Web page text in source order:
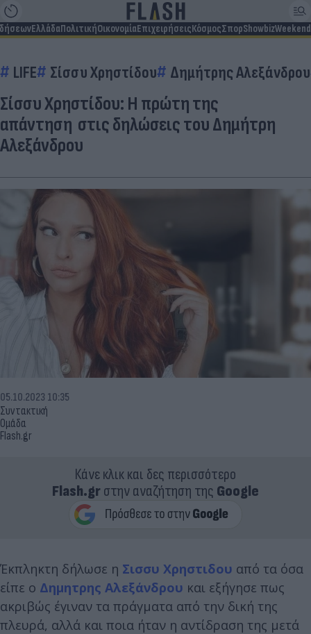
ΕλλάδαΠολιτικήΟικονομίαΕπιχειρήσειςΚόσμοςΣπορShowbizWeekend
LIFE Σίσσυ Χρηστίδου Δημήτρης Αλεξάνδρου
Σίσσυ Χρηστίδου: Η πρώτη της
απάντηση στις δηλώσεις του Δημήτρη
Αλεξάνδρου
Συντακτική
Ομάδα
Flash.gr
05.10.2023 10:35
Κάνε κλικ και δες περισσότερο
Flash.grστην αναζήτηση της Google
Έκπληκτη δήλωσε η Σισσυ Χρηστιδου από τα όσα
είπε ο Δημητρης Αλεξάνδρου και εξήγησε πως
ακριβώς έγιναν τα πράγματα από την δική της
πλευρά, αλλά και ποια ήταν η αντίδραση της μετά